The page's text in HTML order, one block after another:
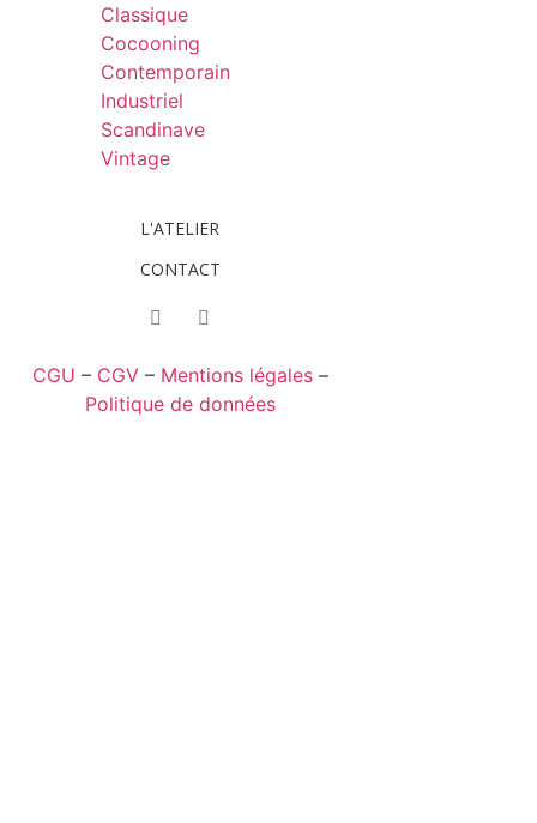
Classique
Cocooning
Contemporain
Industriel
Scandinave
Vintage
L'ATELIER
CONTACT
CGU – CGV – Mentions légales –
Politique de données